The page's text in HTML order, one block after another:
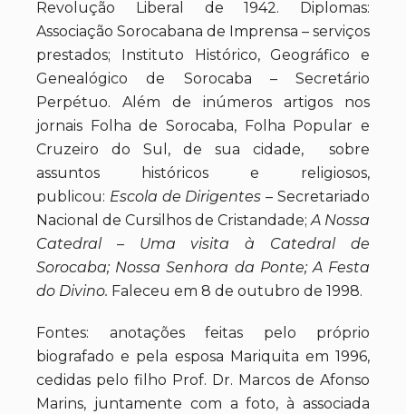
Revolução Liberal de 1942. Diplomas:
Associação Sorocabana de Imprensa – serviços
prestados; Instituto Histórico, Geográfico e
Genealógico de Sorocaba – Secretário
Perpétuo. Além de inúmeros artigos nos
jornais Folha de Sorocaba, Folha Popular e
Cruzeiro do Sul, de sua cidade, sobre
assuntos históricos e religiosos,
publicou: Escola de Dirigentes – Secretariado
Nacional de Cursilhos de Cristandade;A Nossa
Catedral – Uma visita à Catedral de
Sorocaba; Nossa Senhora da Ponte; A Festa
do Divino. Faleceu em 8 de outubro de 1998.
Fontes: anotações feitas pelo próprio
biografado e pela esposa Mariquita em 1996,
cedidas pelo filho Prof. Dr. Marcos de Afonso
Marins, juntamente com a foto, à associada